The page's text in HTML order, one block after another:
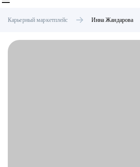
Карьерный маркетплейс Инна Жандарова